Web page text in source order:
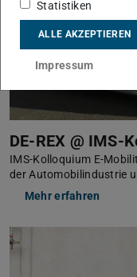
DE-REX @ IMS-
IMS-Kolloquium E-
der Automobilindustrie
Mehr erfahren
Statistiken
ALLE AKZEPTIEREN
Impressum